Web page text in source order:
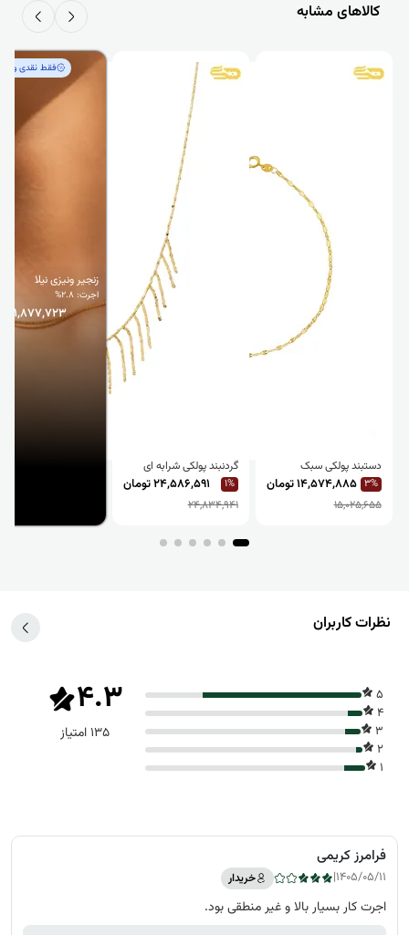
کالاهای مشابه
دستبند پولکی سبک
3% 14,574,885 تومان
15,025,655
گردنبند پولکی شرابه ای
1% 24,586,591 تومان
24,834,941
فقط‌ نقدی و
زنجیر ونیزی نیلا
اجرت: 2.8%
41,877,723 تومان
نظرات کاربران
5
4
3
2
1
4.3
135 امتیاز
فرامرز کریمی
1405/05/11
| خریدار
اجرت کار بسیار بالا و غیر منطقی بود.